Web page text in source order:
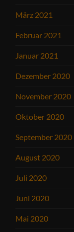
März 2021
Februar 2021
Januar 2021
Dezember 2020
November 2020
Oktober 2020
September 2020
August 2020
Juli 2020
Juni 2020
Mai 2020